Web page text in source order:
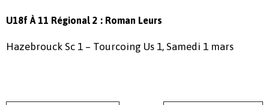
U18f À 11 Régional 2 : Roman Leurs
Hazebrouck Sc 1 – Tourcoing Us 1, Samedi 1 mars